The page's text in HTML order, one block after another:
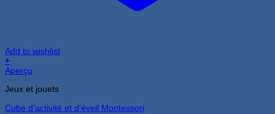
Add to wishlist
+
Aperçu
Jeux et jouets
Cube d’activité et d’éveil Montessori